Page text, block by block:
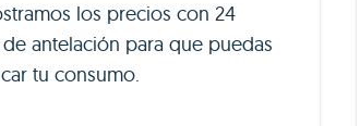
los precios con 24
antelación para que puedas
tu consumo.